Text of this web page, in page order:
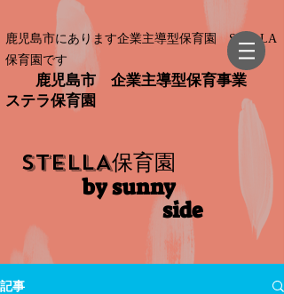
鹿児島市にあります企業主導型保育園 STELLA
保育園です
鹿児島市 企業主導型保育事業
ステラ保育園
STELLA保育園
by sunny
side​
記事